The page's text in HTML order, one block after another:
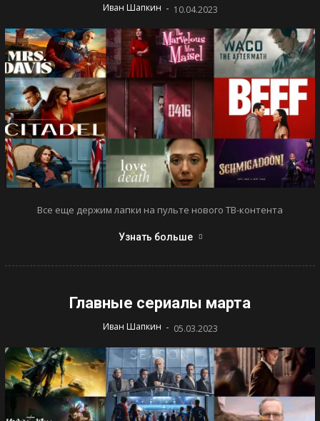
Иван Шапкин - 10.04.2023
Все еще держим лапки на пульте нового ТВ-контента
Узнать больше
Главные сериалы марта
Иван Шапкин - 05.03.2023